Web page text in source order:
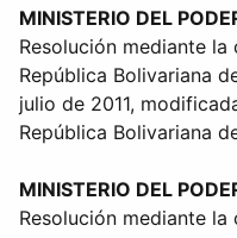
MINISTERIO DEL
Resolución mediante
República Bolivariana
julio de 2011,
República Bolivariana
MINISTERIO DEL
Resolución mediante